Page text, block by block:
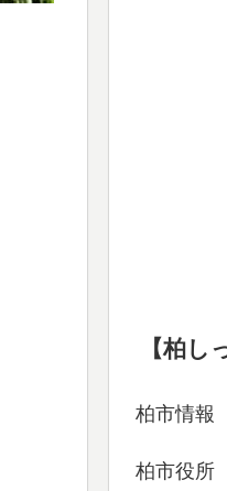
【柏し
柏市情報
柏市役所